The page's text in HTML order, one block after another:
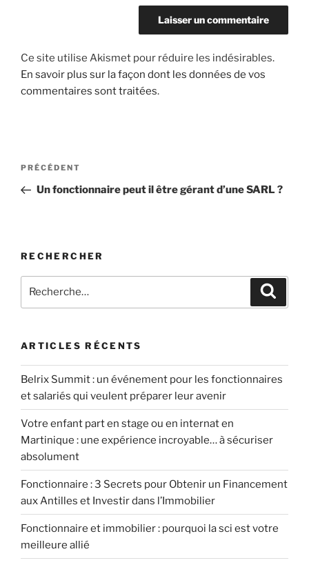
Ce site utilise Akismet pour réduire les indésirables.
En savoir plus sur la façon dont les données de vos
commentaires sont traitées.
Navigation
l’article
Article
précédent
PRÉCÉDENT
Un fonctionnaire peut il être gérant d’une SARL ?
RECHERCHER
pour
ARTICLES RÉCENTS
Belrix Summit : un événement pour les fonctionnaires
et salariés qui veulent préparer leur avenir
Votre enfant part en stage ou en internat en
Martinique : une expérience incroyable… à sécuriser
absolument
Fonctionnaire : 3 Secrets pour Obtenir un Financement
aux Antilles et Investir dans l’Immobilier
Fonctionnaire et immobilier : pourquoi la sci est votre
meilleure allié